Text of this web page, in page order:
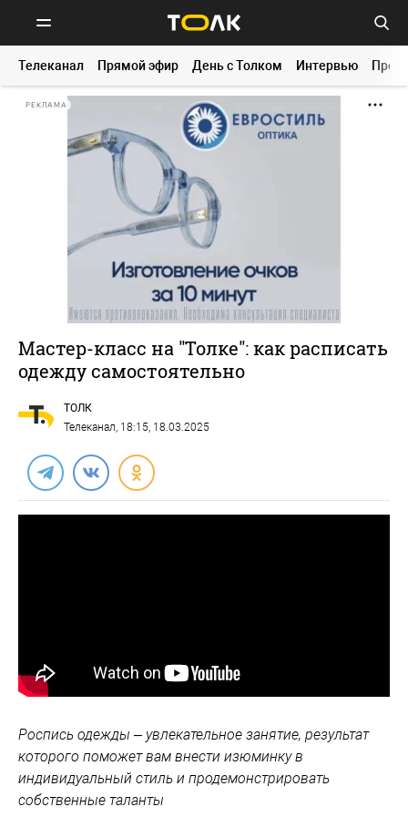
Телеканал Прямой эфир День с Толком Интервью
РЕКЛАМА
Мастер-класс на "Толке": как расписать
одежду самостоятельно
ТОЛК
Телеканал, 18:15, 18.03.2025
Роспись одежды – увлекательное занятие, результат
которого поможет вам внести изюминку в
индивидуальный стиль и продемонстрировать
собственные таланты